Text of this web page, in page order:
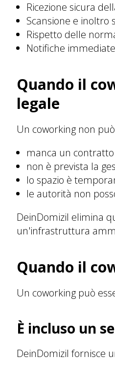
Ricezione sicura
Scansione e inoltro
Rispetto delle
Notifiche
Quando il
legale
Un coworking non
manca un
non è prevista la
lo spazio è
le autorità non
DeinDomizil elimina
un'infrastruttura
Quando il
Un coworking può
È incluso un
DeinDomizil fornisce